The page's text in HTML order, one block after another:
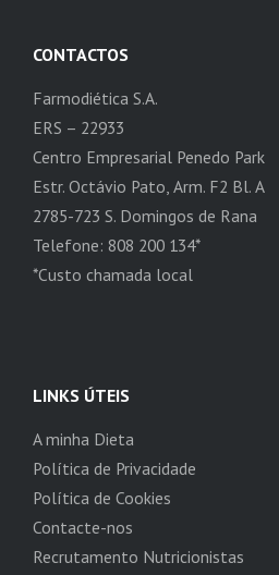
CONTACTOS
Farmodiética S.A.
ERS – 22933
Centro Empresarial Penedo Park
Estr. Octávio Pato, Arm. F2 Bl. A
2785-723 S. Domingos de Rana
Telefone: 808 200 134*
*Custo chamada local
LINKS ÚTEIS
A minha Dieta
Política de Privacidade
Política de Cookies
Contacte-nos
Recrutamento Nutricionistas